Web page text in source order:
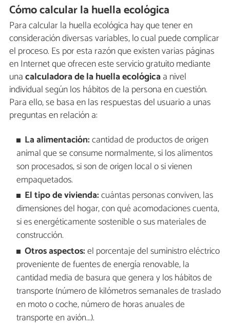
Cómo calcular la huella ecológica
Para calcular la huella ecológica hay que tener en
consideración diversas variables, lo cual puede complicar
el proceso. Es por esta razón que existen varias páginas
en Internet que ofrecen este servicio gratuito mediante
unacalculadora de la huella ecológicaa nivel
individual según los hábitos de la persona en cuestión.
Para ello, se basa en las respuestas del usuario a unas
preguntas en relación a:
La alimentación:cantidad de productos de origen
animal que se consume normalmente, si los alimentos
son procesados, si son de origen local o si vienen
empaquetados.
El tipo de vivienda:cuántas personas conviven, las
dimensiones del hogar, con qué acomodaciones cuenta,
si es energéticamente sostenible o sus materiales de
construcción.
Otros aspectos:el porcentaje del suministro eléctrico
proveniente de fuentes de energía renovable, la
cantidad media de basura que genera y los hábitos de
transporte (número de kilómetros semanales de traslado
en moto o coche, número de horas anuales de
transporte en avión...).